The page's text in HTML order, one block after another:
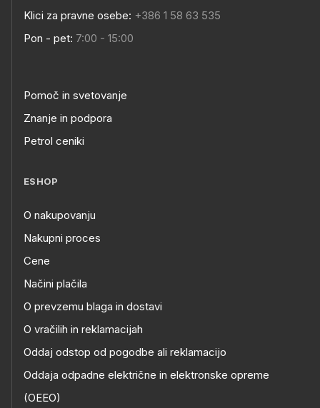
Klici za pravne osebe: +386 1 58 63 535
Pon - pet: 7:00 - 15:00
Pomoč in svetovanje
Znanje in podpora
Petrol ceniki
ESHOP
O nakupovanju
Nakupni proces
Cene
Načini plačila
O prevzemu blaga in dostavi
O vračilih in reklamacijah
Oddaj odstop od pogodbe ali reklamacijo
Oddaja odpadne električne in elektronske opreme
(OEEO)